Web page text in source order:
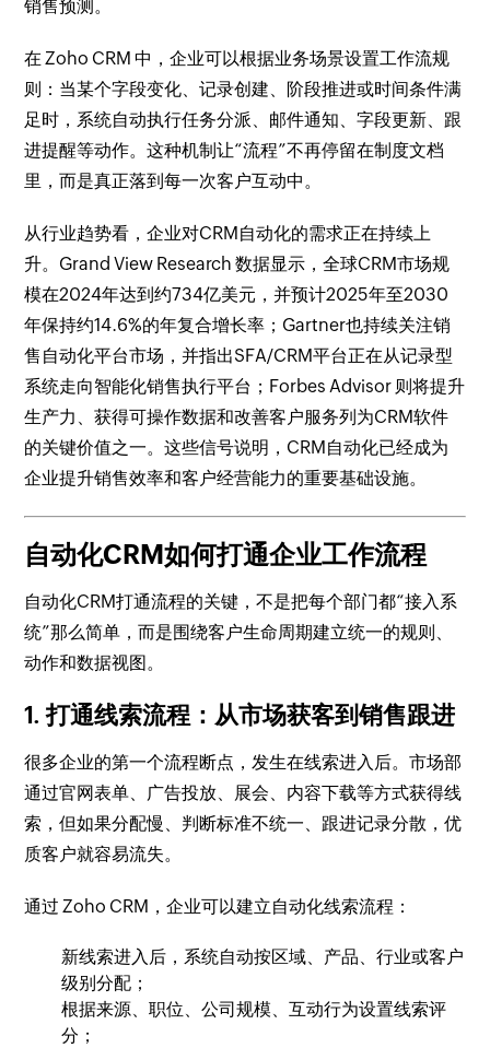
销售预测。
在 Zoho CRM 中，企业可以根据业务场景设置工作流规
则：当某个字段变化、记录创建、阶段推进或时间条件满
足时，系统自动执行任务分派、邮件通知、字段更新、跟
进提醒等动作。这种机制让“流程”不再停留在制度文档
里，而是真正落到每一次客户互动中。
从行业趋势看，企业对CRM自动化的需求正在持续上
升。Grand View Research 数据显示，全球CRM市场规
模在2024年达到约734亿美元，并预计2025年至2030
年保持约14.6%的年复合增长率；Gartner也持续关注销
售自动化平台市场，并指出SFA/CRM平台正在从记录型
系统走向智能化销售执行平台；Forbes Advisor 则将提升
生产力、获得可操作数据和改善客户服务列为CRM软件
的关键价值之一。这些信号说明，CRM自动化已经成为
企业提升销售效率和客户经营能力的重要基础设施。
自动化CRM如何打通企业工作流程
自动化CRM打通流程的关键，不是把每个部门都“接入系
统”那么简单，而是围绕客户生命周期建立统一的规则、
动作和数据视图。
1. 打通线索流程：从市场获客到销售跟进
很多企业的第一个流程断点，发生在线索进入后。市场部
通过官网表单、广告投放、展会、内容下载等方式获得线
索，但如果分配慢、判断标准不统一、跟进记录分散，优
质客户就容易流失。
通过 Zoho CRM，企业可以建立自动化线索流程：
新线索进入后，系统自动按区域、产品、行业或客户
级别分配；
根据来源、职位、公司规模、互动行为设置线索评
分；